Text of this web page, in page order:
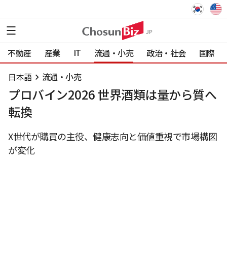
不動産 産業 IT 流通・小売 政治・社会 国際
日本語 流通・小売
プロバイン2026 世界酒類は量から質へ
転換
X世代が購買の主役、健康志向と価値重視で市場構図
が変化